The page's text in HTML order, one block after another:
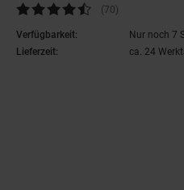
Kundenbewertung: 4,53 von 5 Sternen
(70)
Verfügbarkeit:
Nur noch 7
Lieferzeit:
ca. 24